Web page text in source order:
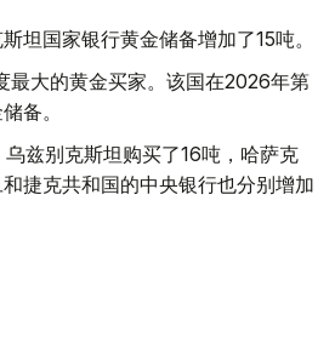
坦国家银行黄金储备增加了15吨。
最大的黄金买家。该国在2026年第
备。
兹别克斯坦购买了16吨，哈萨克
捷克共和国的中央银行也分别增加